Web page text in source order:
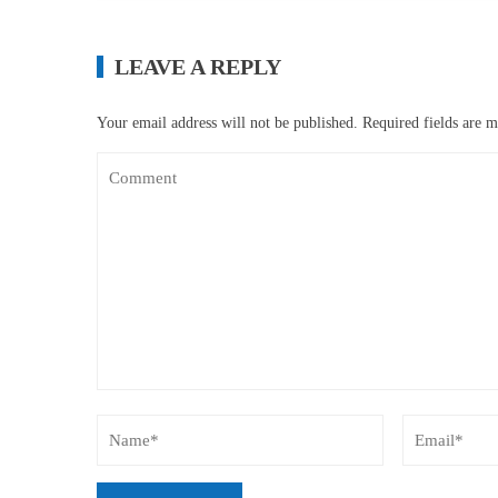
LEAVE A REPLY
Your email address will not be published. Required fields are